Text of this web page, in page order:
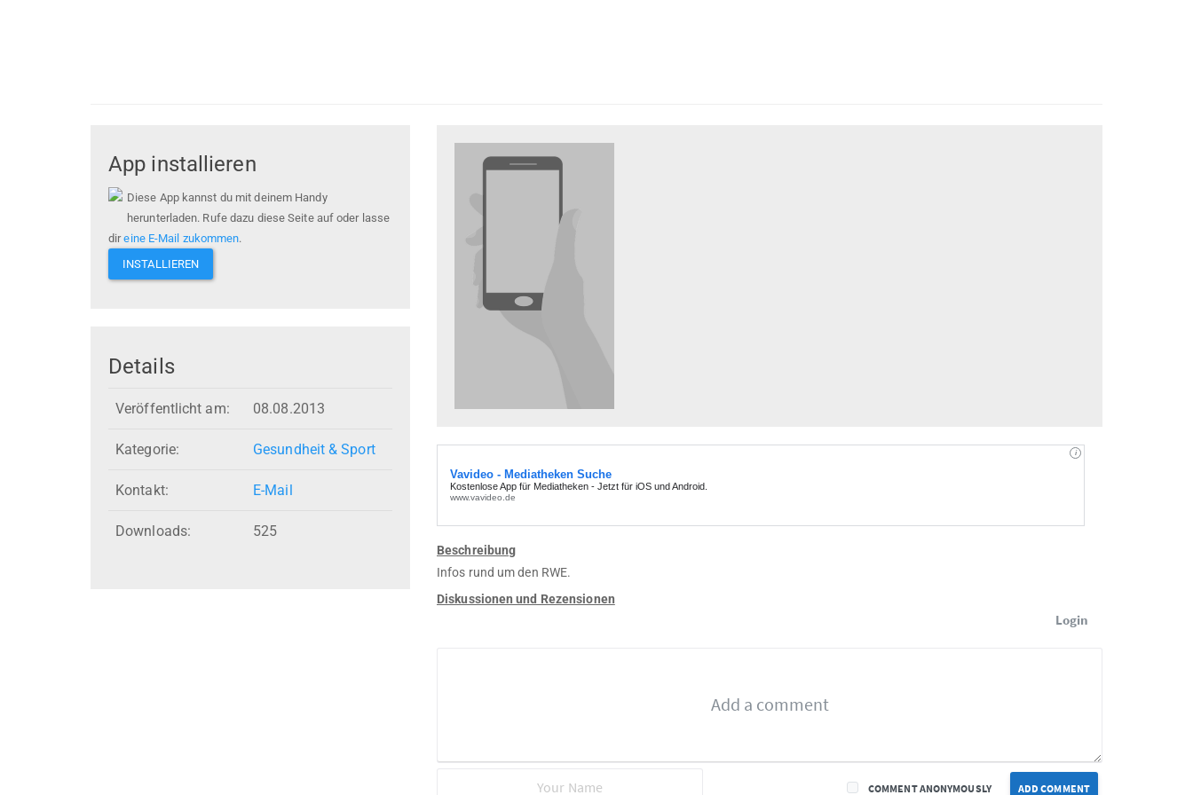
App installieren
Diese App kannst du mit deinem Handy
herunterladen. Rufe dazu diese Seite auf oder lasse
direine E-Mail zukommen.
INSTALLIEREN
Details
Veröffentlicht am: 08.08.2013
Kategorie: Gesundheit & Sport
Kontakt: E-Mail
Downloads: 525
Beschreibung
Infos rund um den RWE.
Diskussionen und Rezensionen
Login
ADD COMMENT
COMMENT ANONYMOUSLY